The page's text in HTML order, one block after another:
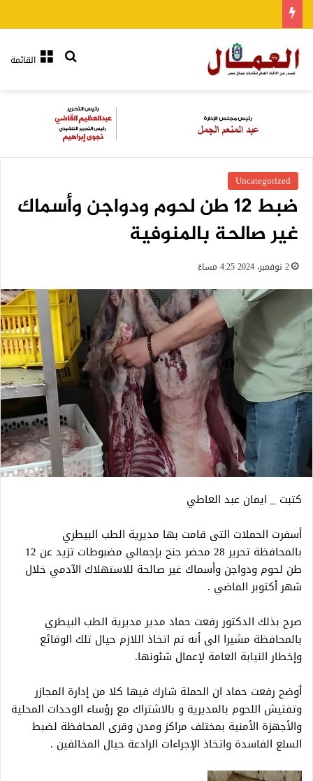
القائمةبحث عن
Uncategorized
ضبط 12 طن لحوم ودواجن وأسماك
غير صالحة بالمنوفية
2 نوفمبر، 2024 4:25 مساءً
كتبت _ ايمان عبد العاطي
أسفرت الحملات التى قامت بها مديرية الطب البيطري
بالمحافظة تحرير 28 محضر جنح بإجمالي مضبوطات تزيد عن 12
طن لحوم ودواجن وأسماك غير صالحة للاستهلاك الآدمي خلال
شهر أكتوبر الماضي .
صرح بذلك الدكتور رفعت حماد مدير مديرية الطب البيطري
بالمحافظة مشيرا الى أنه تم اتخاذ اللازم حيال تلك الوقائع
وإخطار النيابة العامة لإعمال شئونها.
أوضح رفعت حماد ان الحملة شارك فيها كلا من إدارة المجازر
وتفتيش اللحوم بالمديرية و بالاشتراك مع رؤساء الوحدات المحلية
والأجهزة الأمنية بمختلف مراكز ومدن وقرى المحافظة لضبط
السلع الفاسدة واتخاذ الإجراءات الرادعة حيال المخالفين .